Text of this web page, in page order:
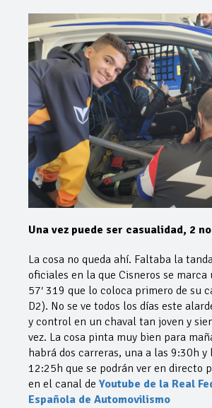
Una vez puede ser casualidad, 2 no
La cosa no queda ahí. Faltaba la
oficiales en la que Cisneros se marca
57′ 319 que lo coloca primero de su
D2). No se ve todos los días este
y control en un chaval tan joven y
vez. La cosa pinta muy bien para
habrá dos carreras, una a las 9:30h y
12:25h que se podrán ver en directo
en el canal de Youtube de la Real
Española de Automovilismo